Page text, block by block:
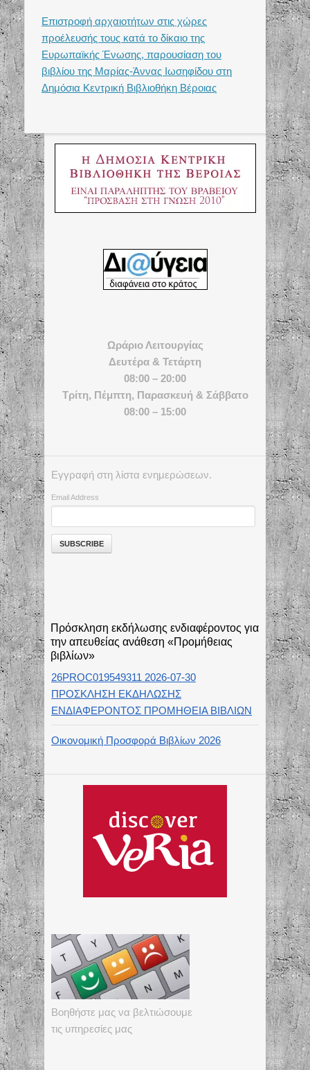
Επιστροφή αρχαιοτήτων στις χώρες
προέλευσής τους κατά το δίκαιο της
Ευρωπαϊκής Ένωσης, παρουσίαση του
βιβλίου της Μαρίας-Άννας Ιωσηφίδου στη
Δημόσια Κεντρική Βιβλιοθήκη Βέροιας
Ωράριο Λειτουργίας
Δευτέρα & Τετάρτη
08:00 – 20:00
Τρίτη, Πέμπτη, Παρασκευή & Σάββατο
08:00 – 15:00
Εγγραφή στη λίστα ενημερώσεων.
Email Address
Πρόσκληση εκδήλωσης ενδιαφέροντος για
την απευθείας ανάθεση «Προμήθειας
βιβλίων»
26PROC019549311 2026-07-30
ΠΡΟΣΚΛΗΣΗ ΕΚΔΗΛΩΣΗΣ
ΕΝΔΙΑΦΕΡΟΝΤΟΣ ΠΡΟΜΗΘΕΙΑ ΒΙΒΛΙΩΝ
Οικονομική Προσφορά Βιβλίων 2026
Βοηθήστε μας να βελτιώσουμε
τις υπηρεσίες μας